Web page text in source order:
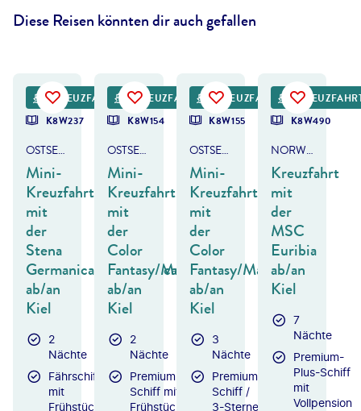
Diese Reisen könnten dir auch gefallen
KREUZFAHRT
K8W237
OSTSEE - SCHWEDEN - GÖTEBORG
Mini-
Kreuzfahrt
mit
der
Stena
Germanica/Scandnavica
ab/an
Kiel
2
Nächte
Fährschiff
mit
Frühstück
KREUZFAHRT
K8W154
OSTSEE - NORWEGEN - OSLO
Mini-
Kreuzfahrt
mit
der
Color
Fantasy/Magic
ab/an
Kiel
2
Nächte
Premium-
Schiff mit
Frühstück
KREUZFAHRT
K8W155
OSTSEE - NORWEGEN - OSLO
Mini-
Kreuzfahrt
mit
der
Color
Fantasy/Magic
ab/an
Kiel
3
Nächte
Premium-
Schiff /
3-Sterne-
K8W490
NORWEGEN & DÄNEMARK
Kreuzfahrt
mit
der
MSC
Euribia
ab/an
Kiel
7
Nächte
Premium-
Plus-Schiff
mit
Vollpension